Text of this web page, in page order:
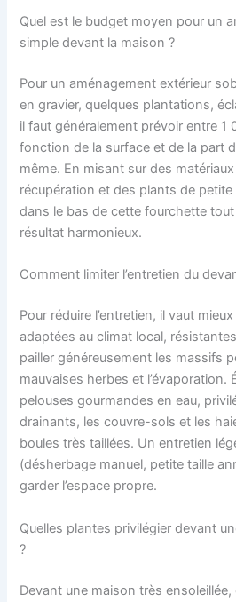
Quel est le budget moyen pour un
simple devant la maison ?
Pour un aménagement extérieur
en gravier, quelques plantations,
il faut généralement prévoir entre 1
fonction de la surface et de la part
même. En misant sur des
récupération et des plants de
dans le bas de cette fourchette
résultat harmonieux.
Comment limiter l’entretien du
Pour réduire l’entretien, il vaut
adaptées au climat local,
pailler généreusement les massifs
mauvaises herbes et l’évaporation.
pelouses gourmandes en eau,
drainants, les couvre-sols et les
boules très taillées. Un entretien
(désherbage manuel, petite taille
garder l’espace propre.
Quelles plantes privilégier devant
?
Devant une maison très